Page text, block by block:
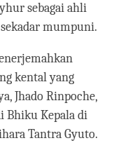
sebagai ahli
mumpuni.
kental yang
Jhado Rinpoche,
Bhiku Kepala di
Tantra Gyuto.